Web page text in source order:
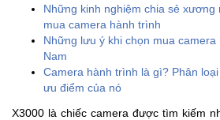
Những kinh nghiệm chia sẻ
mua camera hành trình
Những lưu ý khi chọn mua
Nam
Camera hành trình là gì? Phân
ưu điểm của nó
X3000 là chiếc camera được tìm kiếm